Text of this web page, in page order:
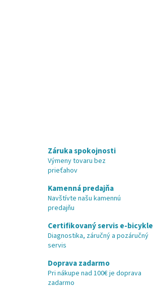
Záruka spokojnosti
Výmeny tovaru bez
prieťahov
Kamenná predajňa
Navštívte našu kamennú
predajňu
Certifikovaný servis e-bicykle
Diagnostika, záručný a pozáručný
servis
Doprava zadarmo
Pri nákupe nad 100€ je doprava
zadarmo